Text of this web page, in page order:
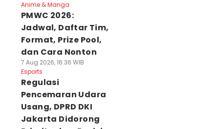
Anime & Manga
PMWC 2026:
Jadwal, Daftar Tim,
Format, Prize Pool,
dan Cara Nonton
7 Aug 2026, 16:36 WIB
Esports
Regulasi
Pencemaran Udara
Usang, DPRD DKI
Jakarta Didorong